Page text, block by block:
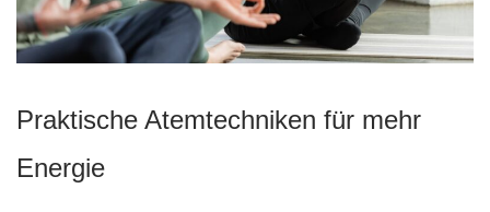
Praktische Atemtechniken für mehr
Energie